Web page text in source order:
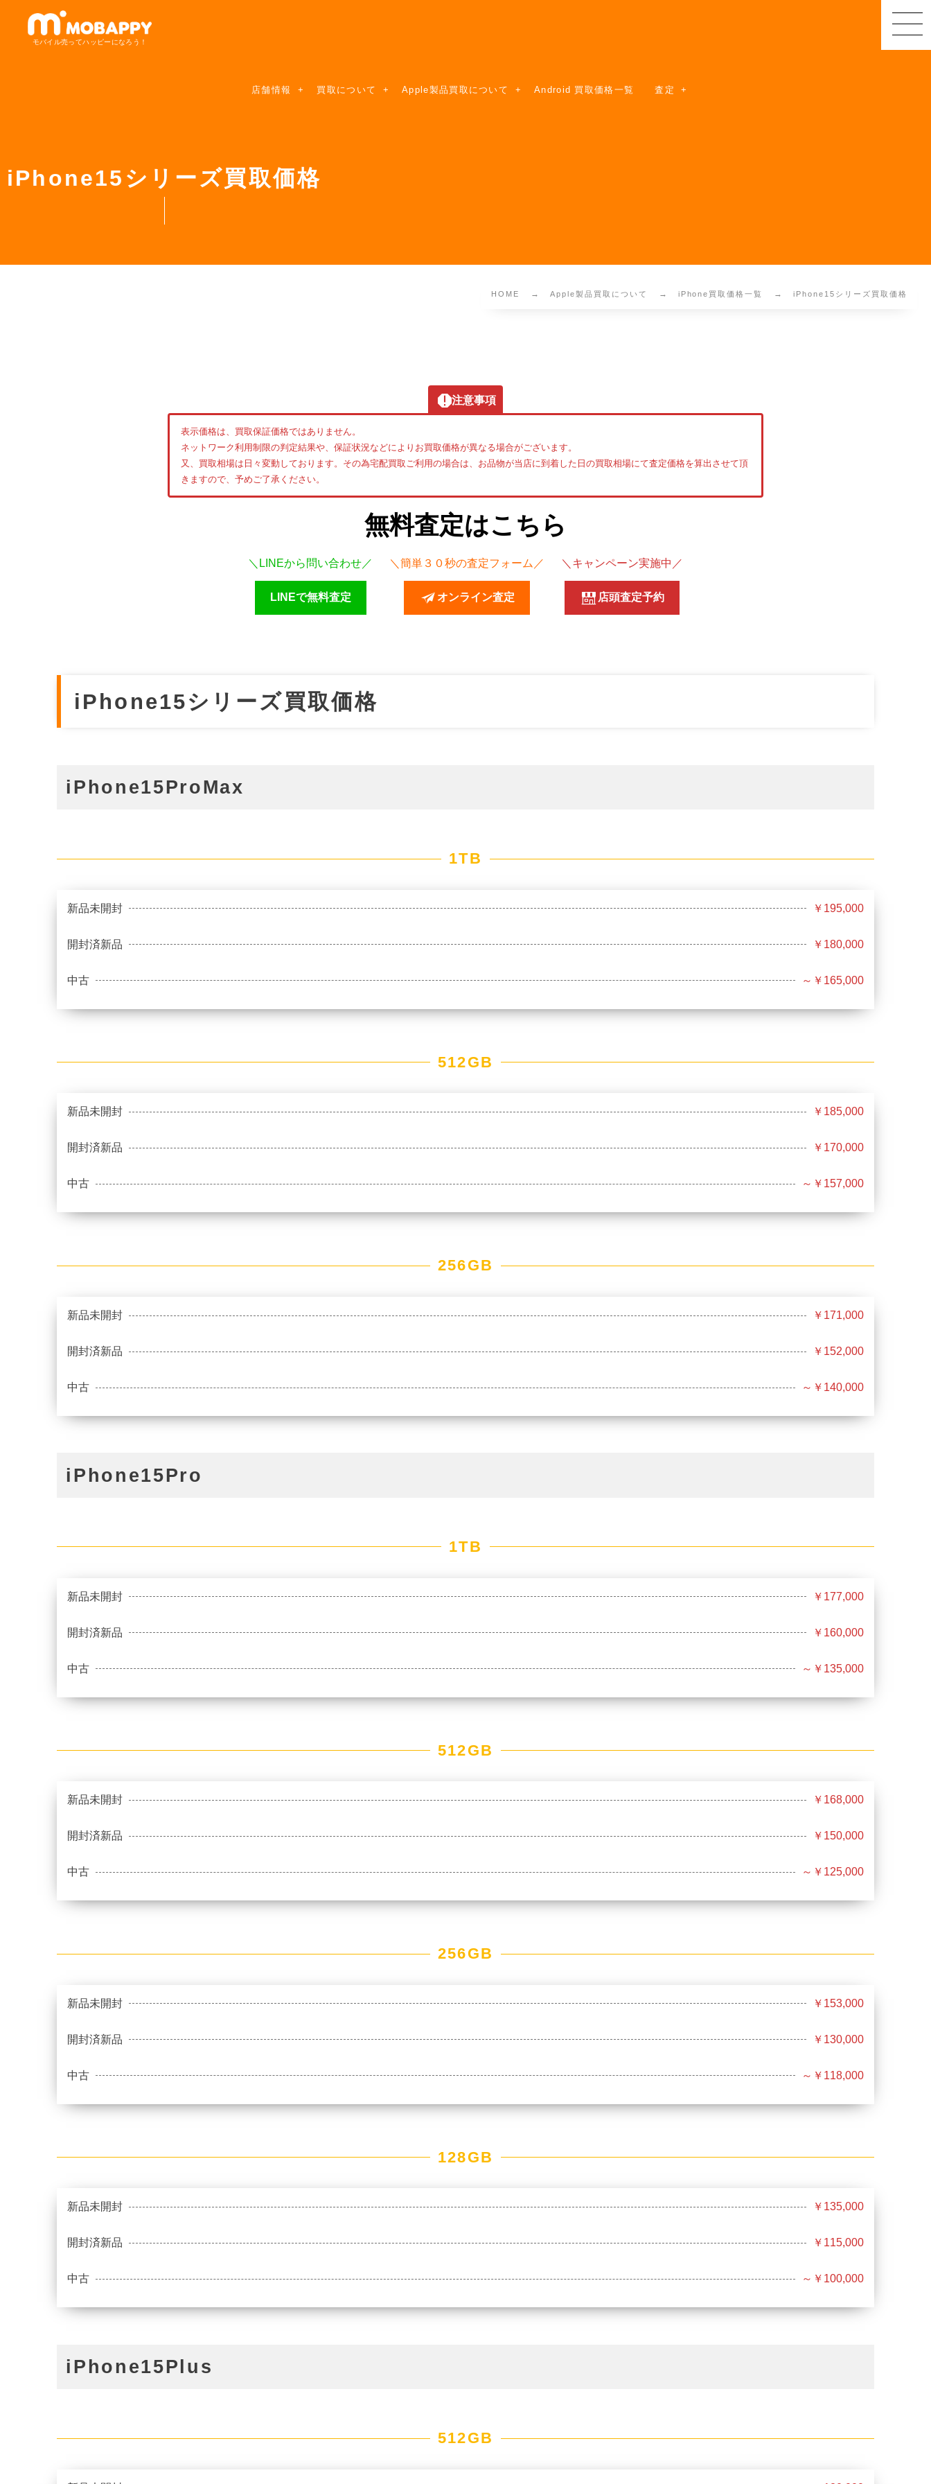
モバイル売ってハッピーになろう！
店舗情報 買取について Apple製品買取について Android 買取価格一覧 査定
iPhone15シリーズ買取価格
HOME Apple製品買取について iPhone買取価格一覧 iPhone15シリーズ買取価格
注意事項
表示価格は、買取保証価格ではありません。
ネットワーク利用制限の判定結果や、保証状況などによりお買取価格が異なる場合がございます。
又、買取相場は日々変動しております。その為宅配買取ご利用の場合は、お品物が当店に到着した日の買取相場にて査定価格を算出させて頂
きますので、予めご了承ください。
無料査定はこちら
＼LINEから問い合わせ／
LINEで無料査定
＼簡単３０秒の査定フォーム／
オンライン査定
＼キャンペーン実施中／
店頭査定予約
iPhone15シリーズ買取価格
iPhone15ProMax
1TB
新品未開封 ￥195,000
開封済新品 ￥180,000
中古 ～￥165,000
512GB
新品未開封 ￥185,000
開封済新品 ￥170,000
中古 ～￥157,000
256GB
新品未開封 ￥171,000
開封済新品 ￥152,000
中古 ～￥140,000
iPhone15Pro
1TB
新品未開封 ￥177,000
開封済新品 ￥160,000
中古 ～￥135,000
512GB
新品未開封 ￥168,000
開封済新品 ￥150,000
中古 ～￥125,000
256GB
新品未開封 ￥153,000
開封済新品 ￥130,000
中古 ～￥118,000
128GB
新品未開封 ￥135,000
開封済新品 ￥115,000
中古 ～￥100,000
iPhone15Plus
512GB